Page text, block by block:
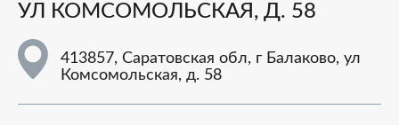
УЛ КОМСОМОЛЬСКАЯ, Д. 58
413857, Саратовская обл, г Балаково, ул
Комсомольская, д. 58